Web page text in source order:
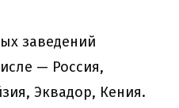
заведений
— Россия,
Эквадор, Кения.